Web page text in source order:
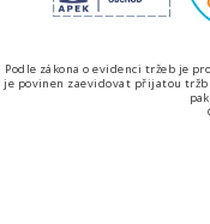
Podle zákona o evidenci tržeb je
je povinen zaevidovat přijatou